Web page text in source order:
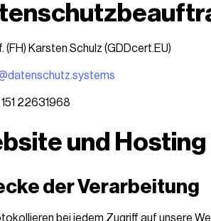
(FH) Karsten Schulz (GDDcert.EU)
151 22631968
und Hosting
der Verarbeitung
bei jedem Zugriff auf unsere